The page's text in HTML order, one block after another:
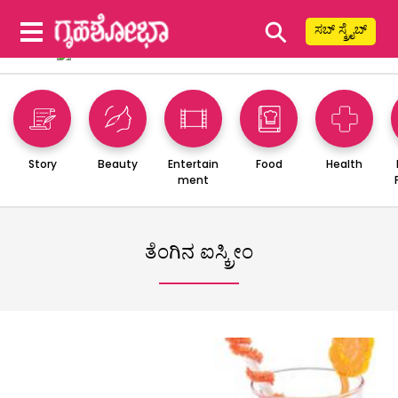
⚲ ಸಬ್ ಸ್ಕ್ರೈಬ್
Story Beauty
Entertain
ment
Food Health
ತೆಂಗಿನ ಐಸ್ಕ್ರೀಂ